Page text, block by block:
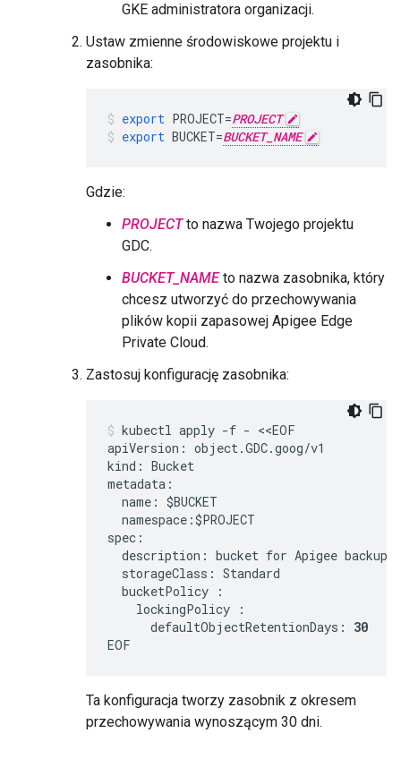
GKE administratora organizacji.
Ustaw zmienne środowiskowe projektu i
zasobnika:
export PROJECT=PROJECT
export BUCKET=BUCKET_NAME
Gdzie:
PROJECTto nazwa Twojego projektu
GDC.
BUCKET_NAMEto nazwa zasobnika, który
chcesz utworzyć do przechowywania
plików kopii zapasowej Apigee Edge
Private Cloud.
Zastosuj konfigurację zasobnika:
kubectl apply -f - <<EOF
apiVersion: object.GDC.goog/v1
kind: Bucket
metadata:
  name: $BUCKET
  namespace:$PROJECT
spec:
description: bucket for Apigee backup
  storageClass: Standard
  bucketPolicy :
    lockingPolicy :
      defaultObjectRetentionDays:
30
EOF
Ta konfiguracja tworzy zasobnik z okresem
przechowywania wynoszącym 30 dni.